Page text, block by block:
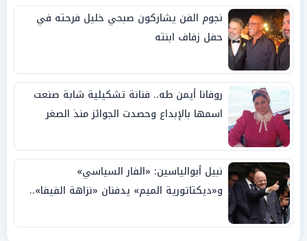
نجوم الفن يشاركون صبحي خليل فرحته في
حفل زفاف ابنته
روفانا أيمن طه.. فنانة تشكيلية شابة صنعت
اسمها بالإبداع وحصدت الجوائز منذ الصغر
نبيل أبوالياسين: «الفار السياسي»
و«ديكتاتورية الميم» يدفنان «نزاهة الفيفا»..